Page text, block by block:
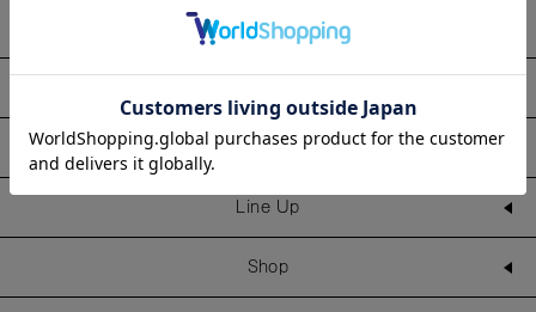
Information
Line Up
Shop